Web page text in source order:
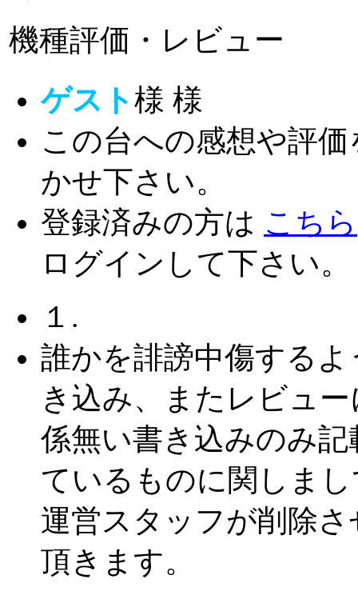
機種評価・レビュー
ゲスト様 様
この台への感想や評価
かせ下さい。
登録済みの方は こちら
ログインして下さい。
１.
誰かを誹謗中傷するよ
き込み、またレビュー
係無い書き込みのみ記
ているものに関しま
運営スタッフが削除さ
頂きます。